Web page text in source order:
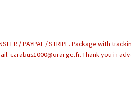
/ PAYPAL / STRIPE. Package with
carabus1000@orange.fr. Thank you in